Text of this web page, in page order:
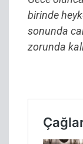
birinde
sonunda
zorunda